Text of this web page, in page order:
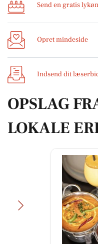
Send en gratis
Opret mindeside
Indsend dit
OPSLAG
LOKALE